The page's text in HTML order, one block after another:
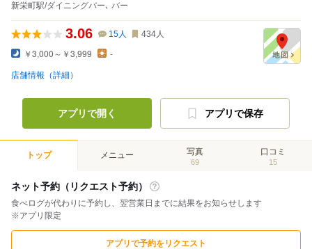
新栄町駅/ダイニングバー､ バー
3.06 15人 434人
￥3,000～￥3,999 -
店舗情報（詳細）
アプリで開く アプリで保存
トップ メニュー 写真
69
口コミ
15
ネット予約（リクエスト予約）
食べログが代わりに予約し、翌営業日までに結果をお知らせします
※アプリ限定
アプリで予約をリクエスト